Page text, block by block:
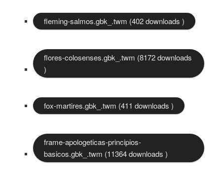
fleming-salmos.gbk_.twm (402 downloads )
flores-colosenses.gbk_.twm (8172 downloads
)
fox-martires.gbk_.twm (411 downloads )
frame-apologeticas-principios-
basicos.gbk_.twm (11364 downloads )